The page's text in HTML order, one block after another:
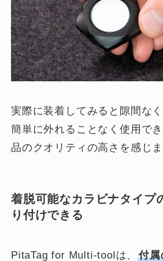
実際に装着してみると隙間な
簡単に外れることなく使用で
品のクオリティの高さを感じま
着脱可能なカラビナタイプ
り付けできる
PitaTag for Multi-toolは、付属